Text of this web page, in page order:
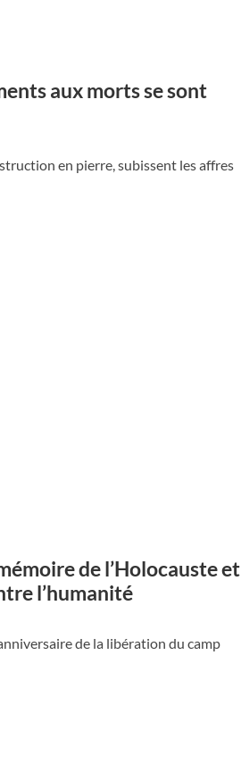
aux morts se sont
en pierre, subissent les affres
de l’Holocauste et
l’humanité
de la libération du camp